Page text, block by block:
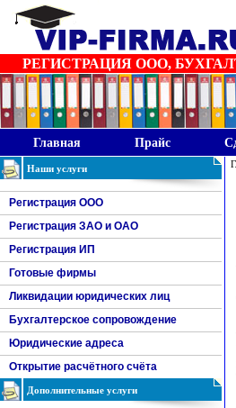
РЕГИСТРАЦИЯ ООО,
Главная Прайс
Наши услуги
Регистрация ООО
Регистрация ЗАО и ОАО
Регистрация ИП
Готовые фирмы
Ликвидации юридических лиц
Бухгалтерское сопровождение
Юридические адреса
Открытие расчётного счёта
Дополнительные услуги